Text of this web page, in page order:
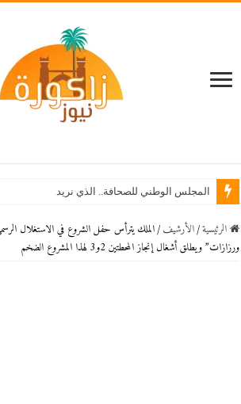
المجلس الوطني للصحافة.. الذي نريد
الرئيسية / اﻷرشيف / الملك يترأس حفل الشروع في الاستغلال
ورزازات” ويطلق أشغال إنجاز المحطتين 2و3 لهذا المشروع الضخم